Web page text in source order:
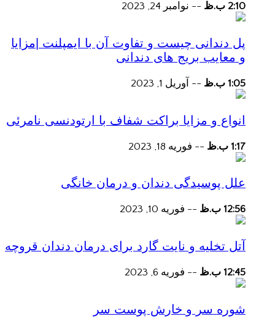
2:10 ب.ظ -- نوامبر 24, 2023
پل دندانی چیست و تفاوت آن با ایمپلنت |مزایا
و معایب بریج های دندانی
1:05 ب.ظ -- آوریل 1, 2023
انواع و مزایا براکت شفاف با ارتودنسی نامرئی
1:17 ب.ظ -- فوریه 18, 2023
علل پوسیدگی دندان و درمان خانگی
12:56 ب.ظ -- فوریه 10, 2023
آتل تخلیه و نایت گارد برای درمان دندان قروچه
12:45 ب.ظ -- فوریه 6, 2023
شوره سر و خارش پوست سر